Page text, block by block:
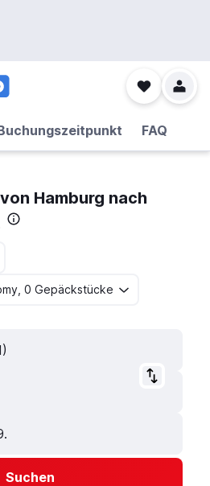
FAQ
Hamburg nach
0 Gepäckstücke
Suchen